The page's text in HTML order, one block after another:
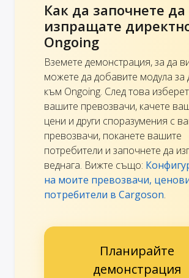
Как да започнете да
изпращате
Ongoing
Вземете демонстрация, за да
можете да добавите модула за
към Ongoing. След това
вашите превозвачи, качете
цени и други споразумения с
превозвачи, поканете вашите
потребители и започнете да
веднага. Вижте също:
на моите превозвачи,
потребители в Cargoson.
Планирайте
демонстрация